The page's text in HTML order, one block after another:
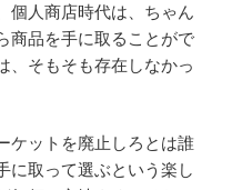
個人商店時代は、ちゃん
商品を手に取ることがで
、そもそも存在しなかっ
ケットを廃止しろとは誰
に取って選ぶという楽し